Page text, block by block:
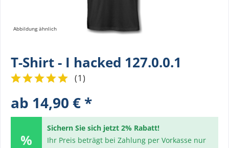
Abbildung ähnlich
T-Shirt - I hacked 127.0.0.1
(1)
ab 14,90 € *
Sichern Sie sich jetzt 2% Rabatt!
Ihr Preis beträgt bei Zahlung per Vorkasse nur